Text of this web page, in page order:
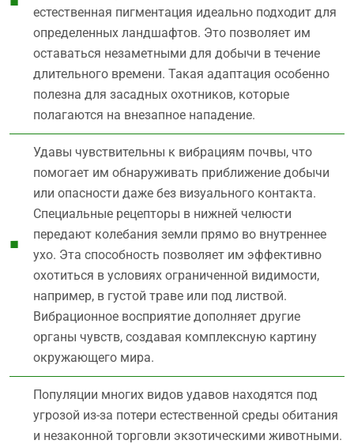
естественная пигментация идеально подходит для
определенных ландшафтов. Это позволяет им
оставаться незаметными для добычи в течение
длительного времени. Такая адаптация особенно
полезна для засадных охотников, которые
полагаются на внезапное нападение.
Удавы чувствительны к вибрациям почвы, что
помогает им обнаруживать приближение добычи
или опасности даже без визуального контакта.
Специальные рецепторы в нижней челюсти
передают колебания земли прямо во внутреннее
ухо. Эта способность позволяет им эффективно
охотиться в условиях ограниченной видимости,
например, в густой траве или под листвой.
Вибрационное восприятие дополняет другие
органы чувств, создавая комплексную картину
окружающего мира.
Популяции многих видов удавов находятся под
угрозой из-за потери естественной среды обитания
и незаконной торговли экзотическими животными.